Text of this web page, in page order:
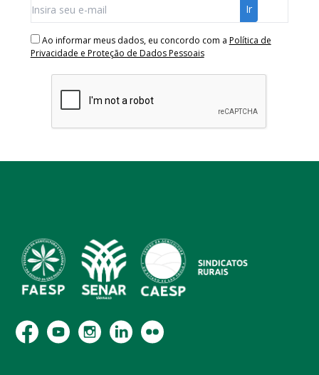
Ao informar meus dados, eu concordo com a Política de
Privacidade e Proteção de Dados Pessoais